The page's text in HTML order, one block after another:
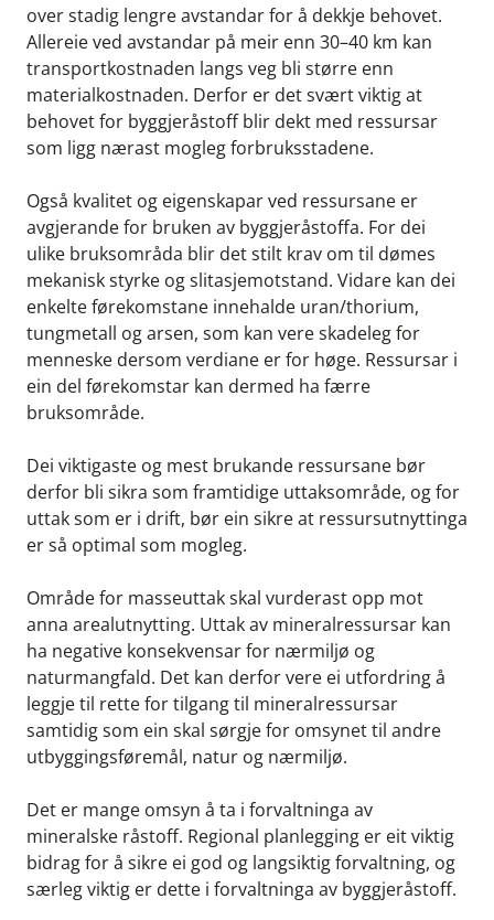
over stadig lengre avstandar for å dekkje behovet.
Allereie ved avstandar på meir enn 30–40 km kan
transportkostnaden langs veg bli større enn
materialkostnaden. Derfor er det svært viktig at
behovet for byggjeråstoff blir dekt med ressursar
som ligg nærast mogleg forbruksstadene.
Også kvalitet og eigenskapar ved ressursane er
avgjerande for bruken av byggjeråstoffa. For dei
ulike bruksområda blir det stilt krav om til dømes
mekanisk styrke og slitasjemotstand. Vidare kan dei
enkelte førekomstane innehalde uran/thorium,
tungmetall og arsen, som kan vere skadeleg for
menneske dersom verdiane er for høge. Ressursar i
ein del førekomstar kan dermed ha færre
bruksområde.
Dei viktigaste og mest brukande ressursane bør
derfor bli sikra som framtidige uttaksområde, og for
uttak som er i drift, bør ein sikre at ressursutnyttinga
er så optimal som mogleg.
Område for masseuttak skal vurderast opp mot
anna arealutnytting. Uttak av mineralressursar kan
ha negative konsekvensar for nærmiljø og
naturmangfald. Det kan derfor vere ei utfordring å
leggje til rette for tilgang til mineralressursar
samtidig som ein skal sørgje for omsynet til andre
utbyggingsføremål, natur og nærmiljø.
Det er mange omsyn å ta i forvaltninga av
mineralske råstoff. Regional planlegging er eit viktig
bidrag for å sikre ei god og langsiktig forvaltning, og
særleg viktig er dette i forvaltninga av byggjeråstoff.